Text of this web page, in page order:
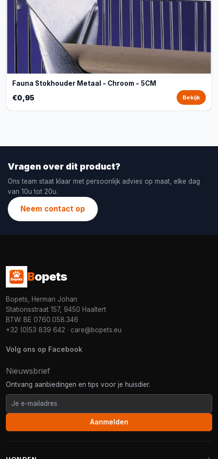
Fauna Stokhouder Metaal - Chroom - 5CM
€0,95 Bekijk
Vragen over dit product?
Ons team staat klaar met persoonlijk advies op maat, elke dag
van 10u tot 20u.
Neem contact op
Bopets
Bopets, Herman Johan
Stationsstraat 157, 9450 Haaltert
BTW: BE 0760.058.346
+32 (0)53 839 642 · care@bopets.eu
Volg ons op Facebook
Nieuwsbrief
Ontvang aanbiedingen en tips voor je huisdier.
Aanmelden